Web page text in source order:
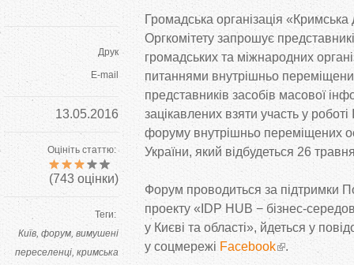
Друк
E-mail
13.05.2016
Оцініть статтю:
(743 оцінки)
Теги:
Київ форум вимушені
переселенці кримська
Громадська організація «Кримська
Оргкомітету запрошує
громадських та міжнародних
питаннями внутрішньо
представників засобів масової
зацікавлених взяти участь у роботі
форуму внутрішньо переміщених
України, який відбудеться 26
Форум проводиться за підтримки
проекту « IDP HUB − бізнес-
у Києві та області», йдеться у
у соцмережі Facebook .